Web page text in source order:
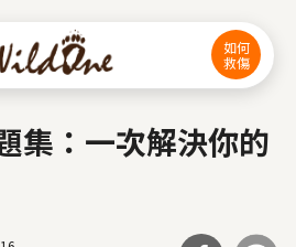
集：一次解決你的
如何
救傷